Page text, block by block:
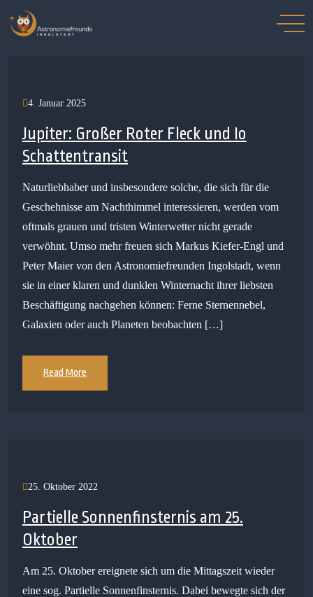
4. Januar 2025
Jupiter: Großer Roter Fleck und Io
Schattentransit
Naturliebhaber und insbesondere solche, die sich für die
Geschehnisse am Nachthimmel interessieren, werden vom
oftmals grauen und tristen Winterwetter nicht gerade
verwöhnt. Umso mehr freuen sich Markus Kiefer-Engl und
Peter Maier von den Astronomiefreunden Ingolstadt, wenn
sie in einer klaren und dunklen Winternacht ihrer liebsten
Beschäftigung nachgehen können: Ferne Sternennebel,
Galaxien oder auch Planeten beobachten […]
Read More
25. Oktober 2022
Partielle Sonnenfinsternis am 25.
Oktober
Am 25. Oktober ereignete sich um die Mittagszeit wieder
eine sog. Partielle Sonnenfinsternis. Dabei bewegte sich der